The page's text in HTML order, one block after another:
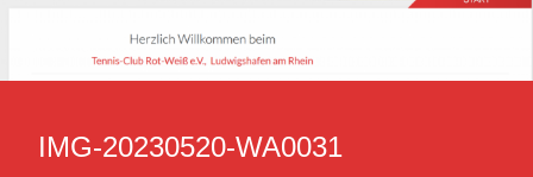
IMG-20230520-WA0031